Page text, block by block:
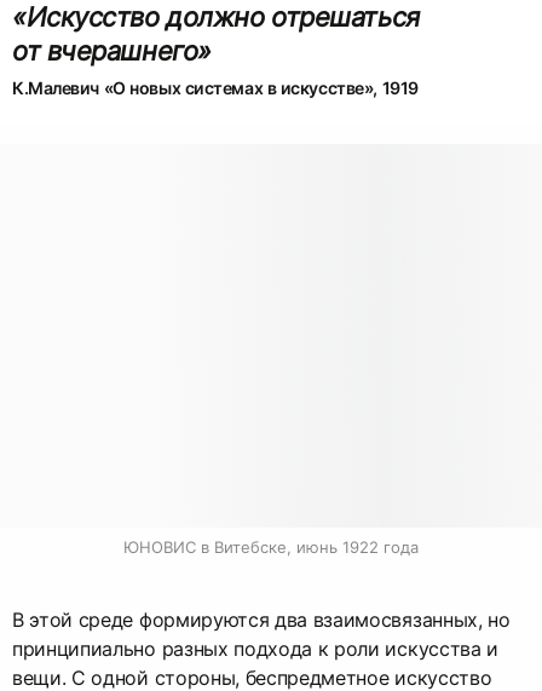
«Искусство должно отрешаться
от вчерашнего»
К.Малевич «О новых системах в искусстве», 1919
ЮНОВИС в Витебске, июнь 1922 года
В этой среде формируются два взаимосвязанных, но
принципиально разных подхода к роли искусства и
вещи. С одной стороны, беспредметное искусство